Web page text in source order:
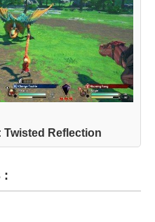
Twisted Reflection
: